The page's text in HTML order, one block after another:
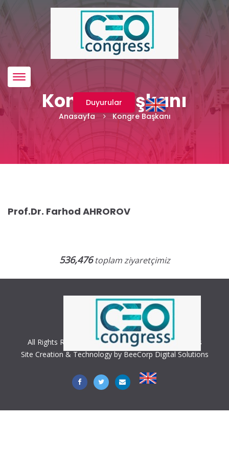
Menü
Duyurular
Kongre Başkanı
Anasayfa Kongre Başkanı
Prof.Dr. Farhod AHROROV
536,476toplam ziyaretçimiz
All Rights Reserved. Copyright © 2018 CEO Congress
Site Creation & Technology by BeeCorp Digital Solutions